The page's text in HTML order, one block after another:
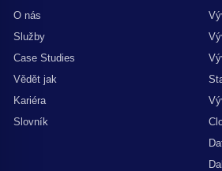
O nás
Služby
Case Studies
Vědět jak
Kariéra
Slovník